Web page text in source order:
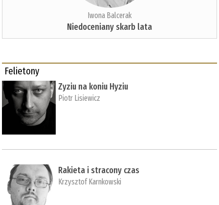
Iwona Balcerak
Niedoceniany skarb lata
Felietony
Zyziu na koniu Hyziu
Piotr Lisiewicz
Rakieta i stracony czas
Krzysztof Karnkowski